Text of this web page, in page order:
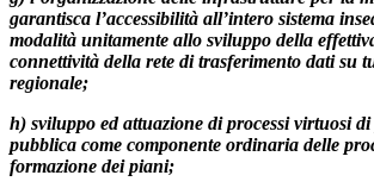
garantisca l’accessibilità all’intero sistema
modalità unitamente allo sviluppo della
connettività della rete di trasferimento dati su
regionale;
h) sviluppo ed attuazione di processi virtuosi
pubblica come componente ordinaria delle
formazione dei piani;